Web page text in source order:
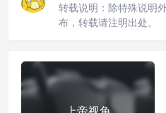
转载说明： 除特殊说明
布，转载请注明出处。